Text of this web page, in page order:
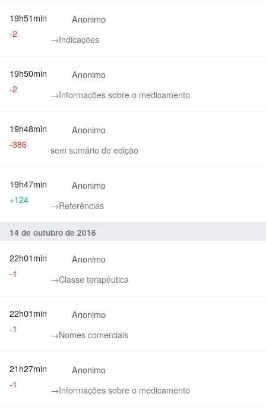
Anonimo
→‎Indicações
19h51min
-2
Anonimo
→‎Informações sobre o medicamento
19h50min
-2
Anonimo
sem sumário de edição
19h48min
-386
Anonimo
→‎Referências
19h47min
+124
14 de outubro de 2016
Anonimo
→‎Classe terapêutica
22h01min
-1
Anonimo
→‎Nomes comerciais
22h01min
-1
Anonimo
→‎Informações sobre o medicamento
21h27min
-1